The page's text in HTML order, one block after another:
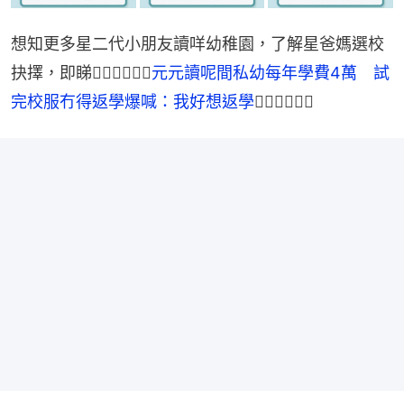
想知更多星二代小朋友讀咩幼稚園，了解星爸媽選校
抉擇，即睇👉🏻👉🏻👉🏻元元讀呢間私幼每年學費4萬　試
完校服冇得返學爆喊：我好想返學👈🏻👈🏻👈🏻